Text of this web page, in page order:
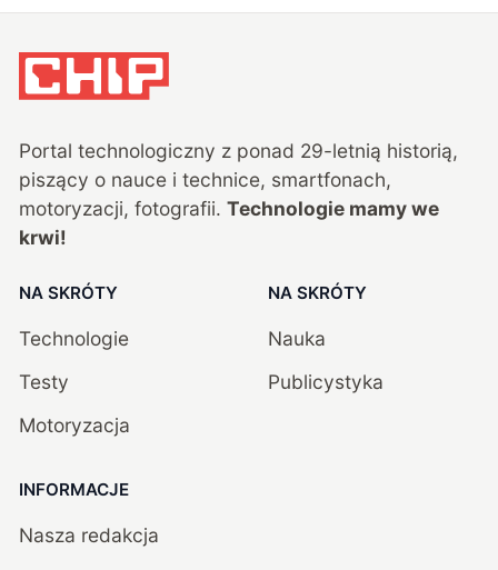
Portal technologiczny z ponad 29-letnią historią,
piszący o nauce i technice, smartfonach,
motoryzacji, fotografii. Technologie mamy we
krwi!
NA SKRÓTY
Technologie
Testy
Motoryzacja
NA SKRÓTY
Nauka
Publicystyka
INFORMACJE
Nasza redakcja